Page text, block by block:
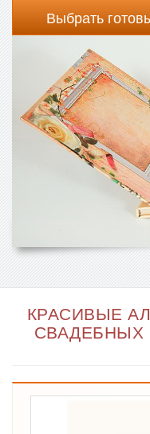
Выбрать
КРАСИВЫЕ
СВАДЕБНЫХ